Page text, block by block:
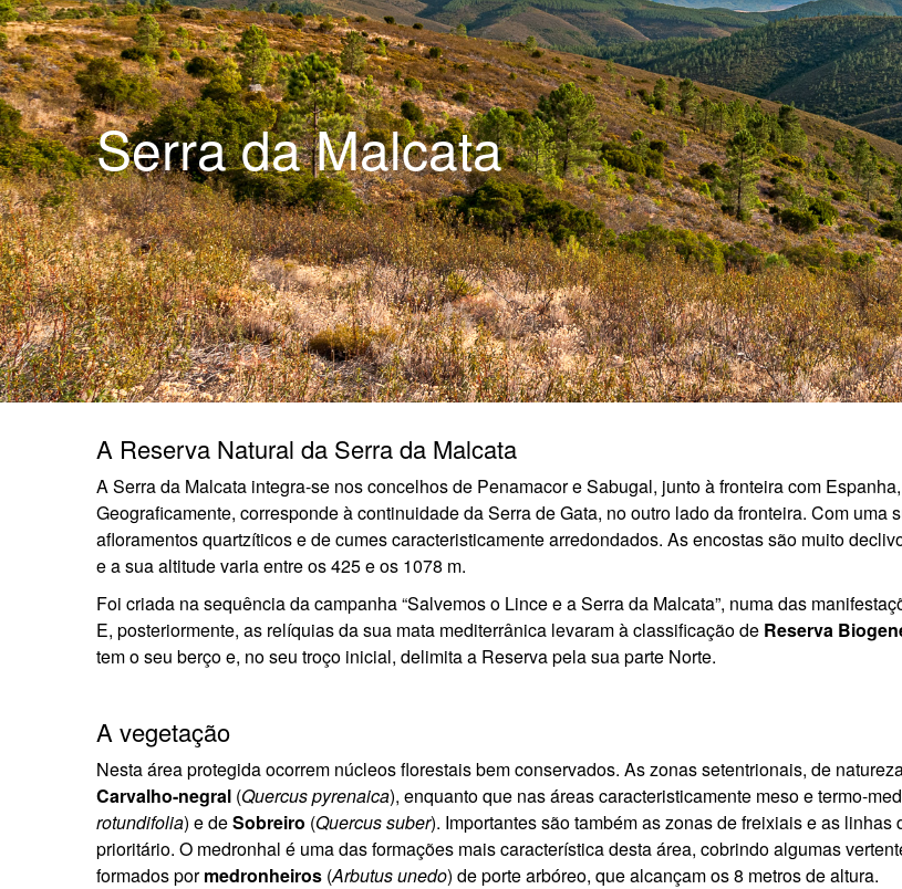
Serra da Malcata
A Reserva Natural da Serra da Malcata
A Serra da Malcata integra-se nos concelhos de Penamacor e Sabugal, junto à fronteira com
Geograficamente, corresponde à continuidade da Serra de Gata, no outro lado da fronteira. Com
afloramentos quartzíticos e de cumes caracteristicamente arredondados. As encostas são muito
e a sua altitude varia entre os 425 e os 1078 m.
Foi criada na sequência da campanha “Salvemos o Lince e a Serra da Malcata”, numa das
E, posteriormente, as relíquias da sua mata mediterrânica levaram à classificação de Reserva
tem o seu berço e, no seu troço inicial, delimita a Reserva pela sua parte Norte.
A vegetação
Nesta área protegida ocorrem núcleos florestais bem conservados. As zonas setentrionais, de
Carvalho-negral (Quercus pyrenaica), enquanto que nas áreas caracteristicamente meso e termo-
rotundifolia) e deSobreiro (Quercus suber). Importantes são também as zonas de freixiais e as
prioritário. O medronhal é uma das formações mais característica desta área, cobrindo algumas
formados pormedronheiros (Arbutus unedo) de porte arbóreo, que alcançam os 8 metros de altura.